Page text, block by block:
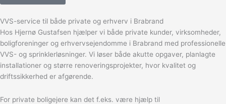
VVS-service til både private og erhverv i Brabrand
Hos Hjernø Gustafsen hjælper vi både private kunder, virksomheder,
boligforeninger og erhvervsejendomme i Brabrand med professionelle
VVS- og sprinklerløsninger. Vi løser både akutte opgaver, planlagte
installationer og større renoveringsprojekter, hvor kvalitet og
driftssikkerhed er afgørende.
For private boligejere kan det f.eks. være hjælp til